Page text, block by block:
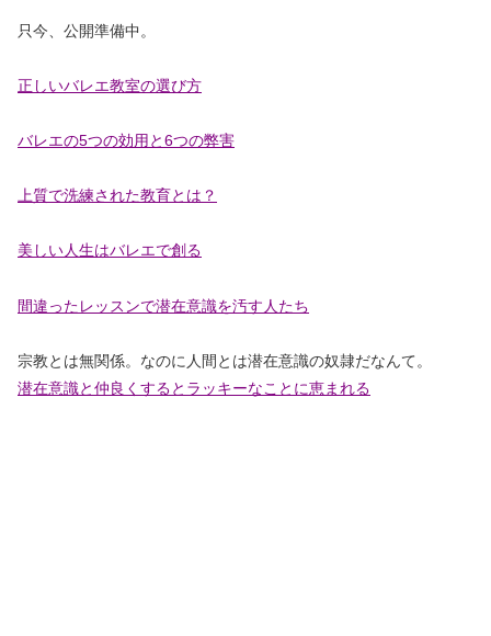
只今、公開準備中。
正しいバレエ教室の選び方
バレエの5つの効用と6つの弊害
上質で洗練された教育とは？
美しい人生はバレエで創る
間違ったレッスンで潜在意識を汚す人たち
宗教とは無関係。なのに人間とは潜在意識の奴隷だなんて。
潜在意識と仲良くするとラッキーなことに恵まれる